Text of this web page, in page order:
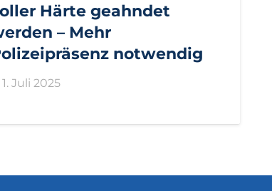
Härte geahndet
– Mehr
notwendig
1. Juli 2025